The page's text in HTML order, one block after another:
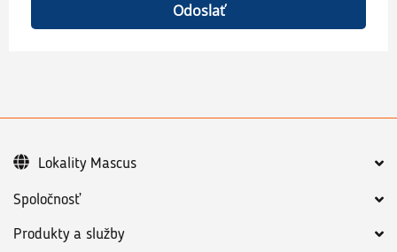
Odoslať
Spoločnosť
Produkty a služby
Lokality Mascus